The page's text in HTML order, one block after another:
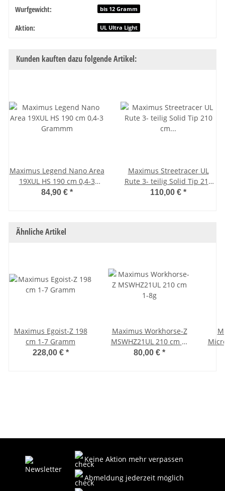
Wurfgewicht: bis 12 Gramm
Aktion: UL Ultra Light
Kunden kauften dazu folgende Artikel:
Maximus Legend Nano Area
19XUL HS 190 cm 0,4-3
Grammm
84,90 € *
Maximus Streetracer UL
Rute 3- teilig Solid Tip 210
cm 0,5-5 Gramm
110,00 € *
Ähnliche Artikel
Maximus Egoist-Z 198
cm 1-7 Gramm
228,00 € *
Maximus Workhorse-Z
MSWHZ21UL 210 cm 1-
8g
80,00 € *
Keine Aktion mehr verpassen
Abmeldung jederzeit möglich